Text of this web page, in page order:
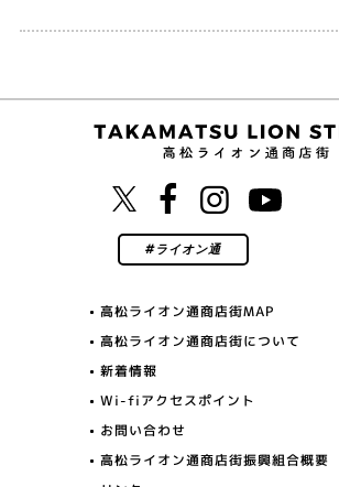
高松ライオン通商店街MAP
高松ライオン通商店街について
新着情報
Wi-fiアクセスポイント
お問い合わせ
高松ライオン通商店街振興組合概要